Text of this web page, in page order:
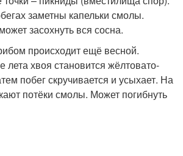
заметны капельки смолы.
засохнуть вся сосна.
происходит ещё весной.
хвоя становится жёлтовато-
побег скручивается и усыхает. На
потёки смолы. Может погибнуть